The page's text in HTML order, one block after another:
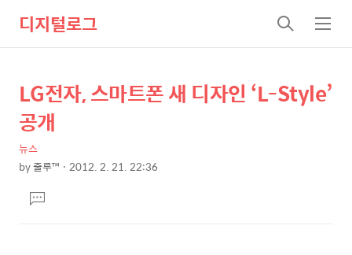
디지털로그
검
색
메
뉴
상
세
컨
텐
본
문
제
목
LG전자, 스마트폰 새 디자인 ‘L-Style’
공개
뉴스
by줄루™ 2012. 2. 21. 22:36
문댓
글